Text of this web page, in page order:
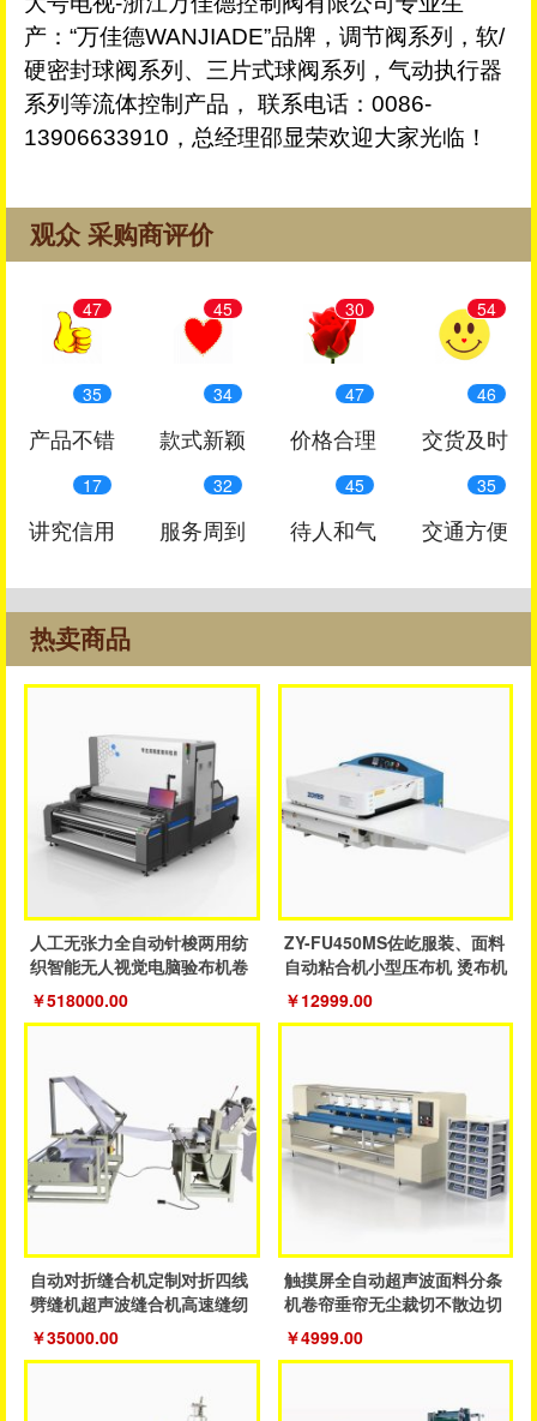
产：“万佳德WANJIADE”品牌，调节阀系列，软/
硬密封球阀系列、三片式球阀系列，气动执行器
系列等流体控制产品， 联系电话：0086-
13906633910，总经理邵显荣欢迎大家光临！
观众 采购商评价
47 45 30 54
产品不错
35
款式新颖
34
价格合理
47
交货及时
46
讲究信用
17
服务周到
32
待人和气
45
交通方便
35
热卖商品
人工无张力全自动针梭两用纺
织智能无人视觉电脑验布机卷
布机
￥518000.00
ZY-FU450MS佐屹服装、面料
自动粘合机小型压布机 烫布机
￥12999.00
自动对折缝合机定制对折四线
劈缝机超声波缝合机高速缝纫
鞋服机
￥35000.00
触摸屏全自动超声波面料分条
机卷帘垂帘无尘裁切不散边切
割设备
￥4999.00